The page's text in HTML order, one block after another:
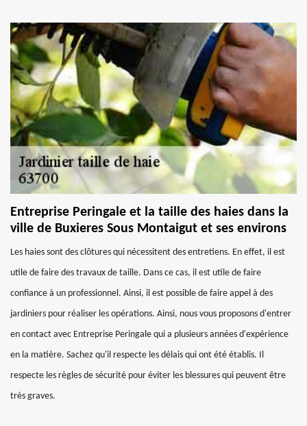
Entreprise Peringale et la taille des haies dans la
ville de Buxieres Sous Montaigut et ses environs
Les haies sont des clôtures qui nécessitent des entretiens. En effet, il est
utile de faire des travaux de taille. Dans ce cas, il est utile de faire
confiance à un professionnel. Ainsi, il est possible de faire appel à des
jardiniers pour réaliser les opérations. Ainsi, nous vous proposons d'entrer
en contact avec Entreprise Peringale qui a plusieurs années d'expérience
en la matière. Sachez qu'il respecte les délais qui ont été établis. Il
respecte les règles de sécurité pour éviter les blessures qui peuvent être
très graves.